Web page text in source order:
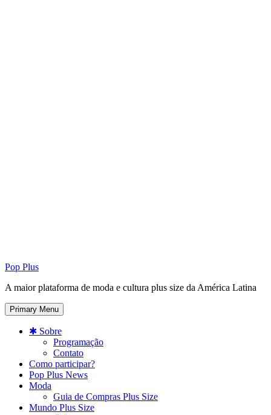
Pop Plus
A maior plataforma de moda e cultura plus size da América Latina
Primary Menu
✱ Sobre
Programação
Contato
Como participar?
Pop Plus News
Moda
Guia de Compras Plus Size
Mundo Plus Size